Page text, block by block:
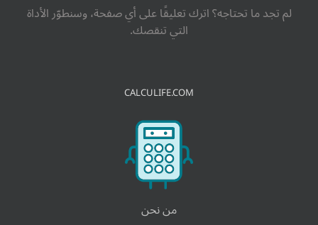
لم تجد ما تحتاجه؟ اترك تعليقًا على أي صفحة، وسنطوّر الأداة
التي تنقصك.
CALCULIFE.COM
من نحن